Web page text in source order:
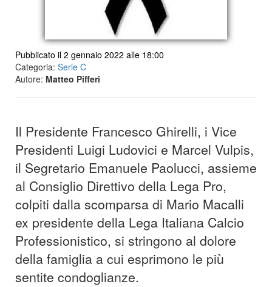
Pubblicato il 2 gennaio 2022 alle 18:00
Categoria: Serie C
Autore: Matteo Pifferi
Il Presidente Francesco Ghirelli, i Vice
Presidenti Luigi Ludovici e Marcel Vulpis,
il Segretario Emanuele Paolucci, assieme
al Consiglio Direttivo della Lega Pro,
colpiti dalla scomparsa di Mario Macalli
ex presidente della Lega Italiana Calcio
Professionistico, si stringono al dolore
della famiglia a cui esprimono le più
sentite condoglianze.